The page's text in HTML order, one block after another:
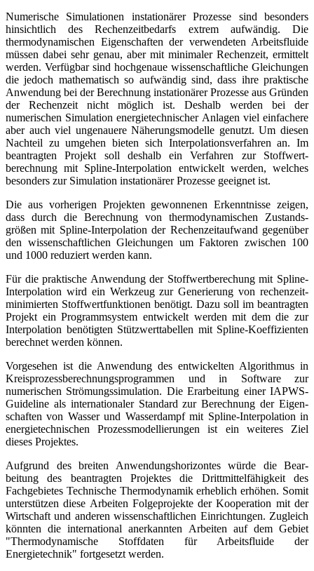
Numerische Simulationen instationärer Prozesse sind besonders
hinsichtlich des Rechenzeit­bedarfs extrem aufwändig. Die
thermodynamischen Eigenschaften der verwendeten Arbeitsfluide
müssen dabei sehr genau, aber mit minimaler Rechenzeit, ermittelt
werden. Verfügbar sind hoch­genaue wissenschaftliche Gleichungen
die jedoch mathematisch so aufwändig sind, dass ihre praktische
Anwendung bei der Berechnung instationärer Prozesse aus Gründen
der Rechenzeit nicht möglich ist. Deshalb werden bei der
numerischen Simulation energie­technischer Anlagen viel einfachere
aber auch viel ungenauere Näherungsmodelle genutzt. Um diesen
Nachteil zu umgehen bieten sich Interpolationsverfahren an. Im
beantragten Projekt soll deshalb ein Verfahren zur Stoffwert­
berechnung mit Spline-Interpolation entwickelt werden, welches
besonders zur Simulation instationärer Prozesse geeignet ist.
Die aus vorherigen Projekten gewonnenen Erkenntnisse zeigen,
dass durch die Berechnung von thermo­dynamischen Zustands­
größen mit Spline-Interpolation der Rechenzeitaufwand gegen­über
den wissen­schaft­lichen Gleichungen um Faktoren zwischen 100
und 1000 reduziert werden kann.
Für die praktische Anwendung der Stoffwertberechung mit Spline-
Interpolation wird ein Werkzeug zur Generierung von rechen­zeit­
minimierten Stoffwertfunktionen benötigt. Dazu soll im beantragten
Projekt ein Programmsystem entwickelt werden mit dem die zur
Interpolation benötigten Stütz­wert­tabellen mit Spline-Koeffizienten
berechnet werden können.
Vorgesehen ist die Anwendung des entwickelten Algorithmus in
Kreisprozess­berechnungs­programmen und in Software zur
numerischen Strömungssimulation. Die Erarbeitung einer IAPWS-
Guideline als internationaler Standard zur Berechnung der Eigen­
schaften von Wasser und Wasserdampf mit Spline-Interpolation in
energietechnischen Prozess­modellierungen ist ein weiteres Ziel
dieses Projektes.
Aufgrund des breiten Anwendungshorizontes würde die Bear­
beitung des beantragten Projektes die Dritt­mittel­fähigkeit des
Fachgebietes Technische Thermo­dynamik erheblich erhöhen. Somit
unter­stützen diese Arbeiten Folgeprojekte der Kooperation mit der
Wirtschaft und anderen wissen­schaftlichen Einrichtungen. Zugleich
könnten die international anerkannten Arbeiten auf dem Gebiet
"Thermodynamische Stoffdaten für Arbeits­fluide der
Energietechnik" fortgesetzt werden.